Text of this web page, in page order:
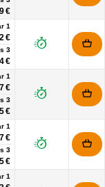
€
1
€
3
€
1
€
3
€
1
€
3
€
1